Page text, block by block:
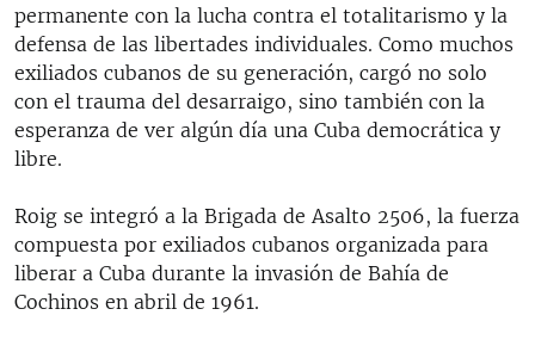
permanente con la lucha contra el totalitarismo y la
defensa de las libertades individuales. Como muchos
exiliados cubanos de su generación, cargó no solo
con el trauma del desarraigo, sino también con la
esperanza de ver algún día una Cuba democrática y
libre.
Roig se integró a la Brigada de Asalto 2506, la fuerza
compuesta por exiliados cubanos organizada para
liberar a Cuba durante la invasión de Bahía de
Cochinos en abril de 1961.